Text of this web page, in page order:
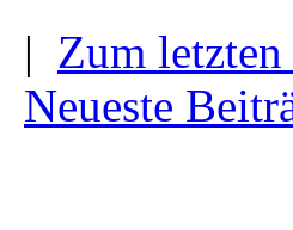
| Zum
Neueste